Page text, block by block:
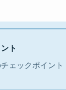
ト
ェックポイント